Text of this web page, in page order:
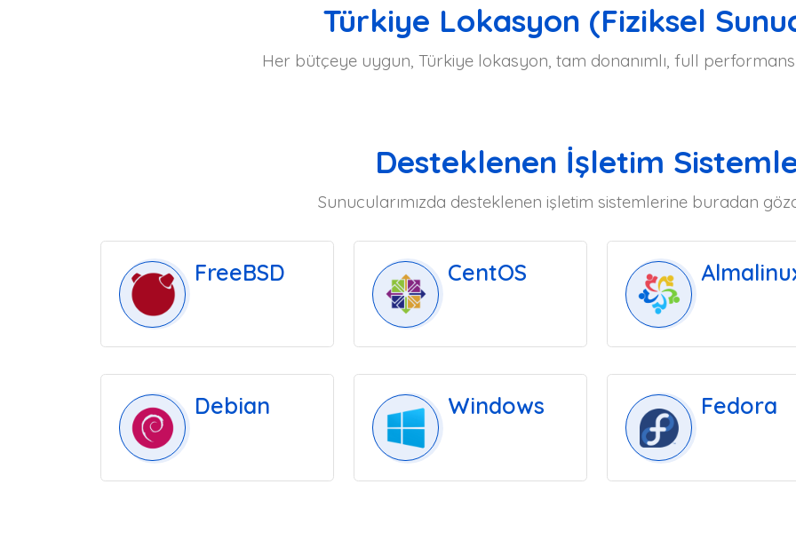
Türkiye Lokasyon (Fiziksel
Her bütçeye uygun, Türkiye lokasyon, tam donanımlı, full
Desteklenen İşletim
Sunucularımızda desteklenen işletim sistemlerine buradan
FreeBSD CentOS
Debian Windows Fedora